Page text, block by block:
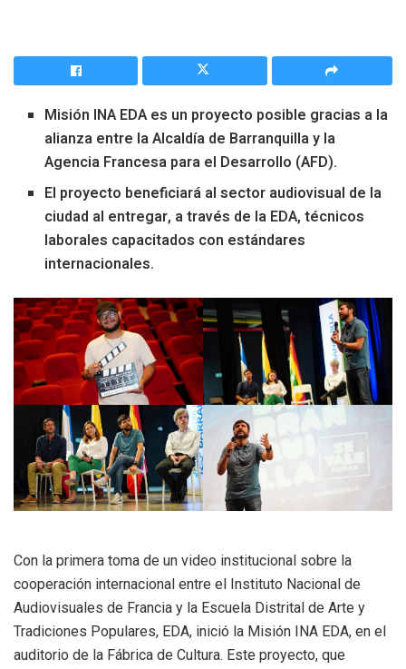
Misión INA EDA es un proyecto posible gracias a la
alianza entre la Alcaldía de Barranquilla y la
Agencia Francesa para el Desarrollo (AFD).
El proyecto beneficiará al sector audiovisual de la
ciudad al entregar, a través de la EDA, técnicos
laborales capacitados con estándares
internacionales.
Con la primera toma de un video institucional sobre la
cooperación internacional entre el Instituto Nacional de
Audiovisuales de Francia y la Escuela Distrital de Arte y
Tradiciones Populares, EDA, inició la Misión INA EDA, en el
auditorio de la Fábrica de Cultura. Este proyecto, que